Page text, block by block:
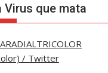
Virus que mata
/ Twitter